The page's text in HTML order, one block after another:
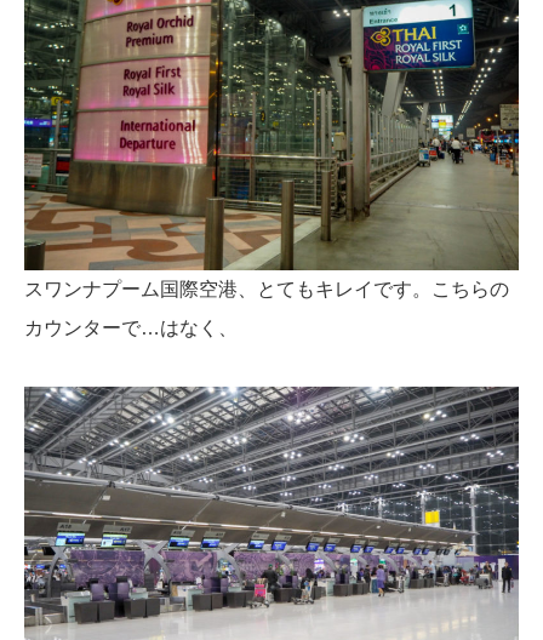
スワンナプーム国際空港、とてもキレイです。こちらの
カウンターで…はなく、